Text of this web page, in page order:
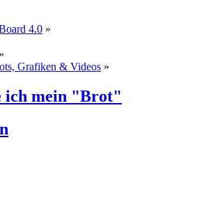
4.0 »
»
Grafiken & Videos »
ich mein "Brot"